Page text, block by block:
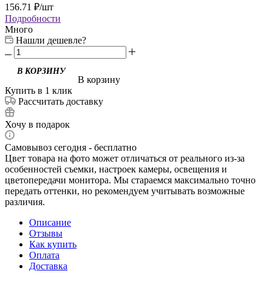
156.71 ₽/шт
Подробности
Много
Нашли дешевле?
В корзину
Купить в 1 клик
Рассчитать доставку
Хочу в подарок
Самовывоз сегодня - бесплатно
Цвет товара на фото может отличаться от реального из-за
особенностей съемки, настроек камеры, освещения и
цветопередачи монитора. Мы стараемся максимально точно
передать оттенки, но рекомендуем учитывать возможные
различия.
Описание
Отзывы
Как купить
Оплата
Доставка